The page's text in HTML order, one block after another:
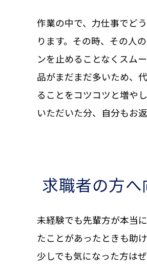
作業の中で、力仕事でど
ります。その時、その人
ンを止めることなくスム
品がまだまだ多いため、
ることをコツコツと増や
いただいた分、自分もお
求職者の方
未経験でも先輩方が本当
たことがあったときも助
少しでも気になった方は